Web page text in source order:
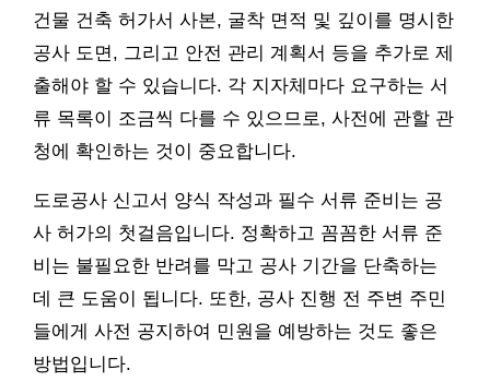
건물 건축 허가서 사본, 굴착 면적 및 깊이를 명시한
공사 도면, 그리고 안전 관리 계획서 등을 추가로 제
출해야 할 수 있습니다. 각 지자체마다 요구하는 서
류 목록이 조금씩 다를 수 있으므로, 사전에 관할 관
청에 확인하는 것이 중요합니다.
도로공사 신고서 양식 작성과 필수 서류 준비는 공
사 허가의 첫걸음입니다. 정확하고 꼼꼼한 서류 준
비는 불필요한 반려를 막고 공사 기간을 단축하는
데 큰 도움이 됩니다. 또한, 공사 진행 전 주변 주민
들에게 사전 공지하여 민원을 예방하는 것도 좋은
방법입니다.